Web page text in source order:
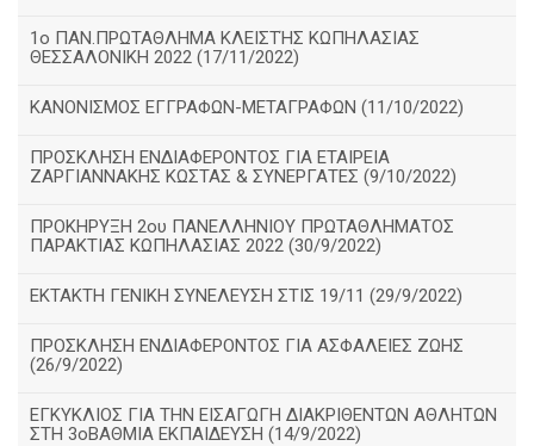
1ο ΠΑΝ.ΠΡΩΤΑΘΛΗΜΑ ΚΛΕΙΣΤΉΣ ΚΩΠΗΛΑΣΙΑΣ
ΘΕΣΣΑΛΟΝΙΚΗ 2022 (17/11/2022)
ΚΑΝΟΝΙΣΜΟΣ ΕΓΓΡΑΦΩΝ-ΜΕΤΑΓΡΑΦΩΝ (11/10/2022)
ΠΡΟΣΚΛΗΣΗ ΕΝΔΙΑΦΕΡΟΝΤΟΣ ΓΙΑ ΕΤΑΙΡΕΙΑ
ΖΑΡΓΙΑΝΝΑΚΗΣ ΚΩΣΤΑΣ & ΣΥΝΕΡΓΑΤΕΣ (9/10/2022)
ΠΡΟΚΗΡΥΞΗ 2ου ΠΑΝΕΛΛΗΝΙΟΥ ΠΡΩΤΑΘΛΗΜΑΤΟΣ
ΠΑΡΑΚΤΙΑΣ ΚΩΠΗΛΑΣΙΑΣ 2022 (30/9/2022)
ΕΚΤΑΚΤΗ ΓΕΝΙΚΗ ΣΥΝΕΛΕΥΣΗ ΣΤΙΣ 19/11 (29/9/2022)
ΠΡΟΣΚΛΗΣΗ ΕΝΔΙΑΦΕΡΟΝΤΟΣ ΓΙΑ ΑΣΦΑΛΕΙΕΣ ΖΩΗΣ
(26/9/2022)
ΕΓΚΥΚΛΙΟΣ ΓΙΑ ΤΗΝ ΕΙΣΑΓΩΓΗ ΔΙΑΚΡΙΘΕΝΤΩΝ ΑΘΛΗΤΩΝ
ΣΤΗ 3οΒΑΘΜΙΑ ΕΚΠΑΙΔΕΥΣΗ (14/9/2022)